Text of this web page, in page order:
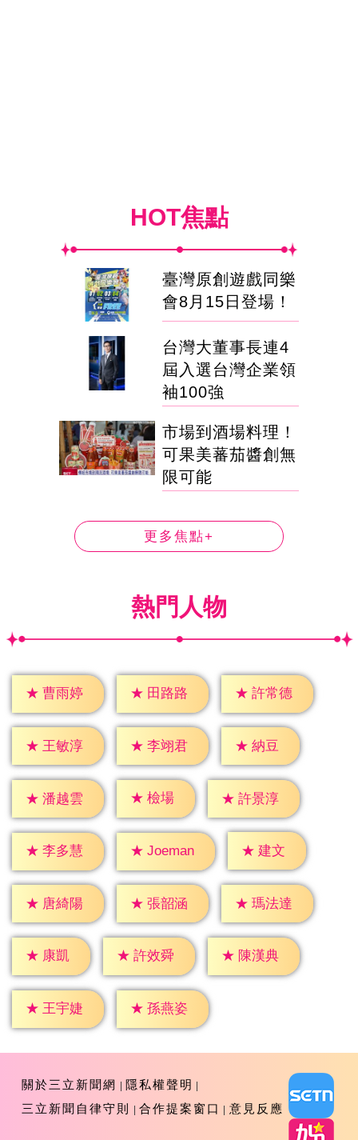
HOT焦點
臺灣原創遊戲同樂
會8月15日登場！
台灣大董事長連4
屆入選台灣企業領
袖100強
市場到酒場料理！
可果美蕃茄醬創無
限可能
更多焦點+
熱門人物
★ 曹雨婷 ★ 田路路 ★ 許常德
★ 王敏淳 ★ 李翊君 ★ 納豆
★ 潘越雲 ★ 檢場 ★ 許景淳
★ 李多慧 ★ Joeman ★ 建文
★ 唐綺陽 ★ 張韶涵 ★ 瑪法達
★ 康凱 ★ 許效舜 ★ 陳漢典
★ 王宇婕 ★ 孫燕姿
關於三立新聞網
隱私權聲明
三立新聞自律守則
合作提案窗口 意見反應